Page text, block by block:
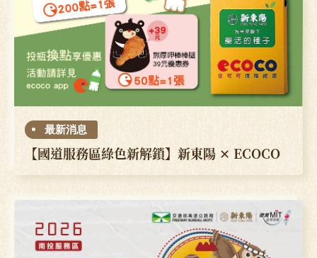
最新消息
【國道服務區綠色新解鎖】新東陽 ✕ ECOCO